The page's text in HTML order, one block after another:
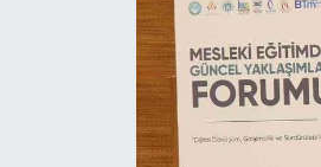
English News
Flaş Haber